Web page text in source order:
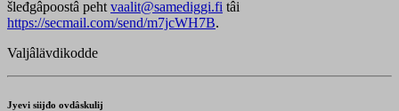
šleđgâpoostâ peht vaalit@samediggi.fi tâi
https://secmail.com/send/m7jcWH7B.
Valjâlävdikodde
Jyevi siijđo ovdâskulij